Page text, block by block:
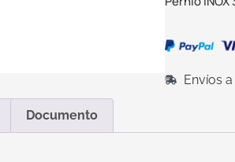
Envíos
Documento